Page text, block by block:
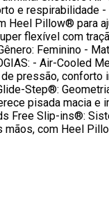
e respirabilidade -
Heel Pillow® para
flexível com
Feminino -
- Air-Cooled
pressão, conforto
Step®:
pisada macia e
Free Slip-ins®:
mãos, com Heel